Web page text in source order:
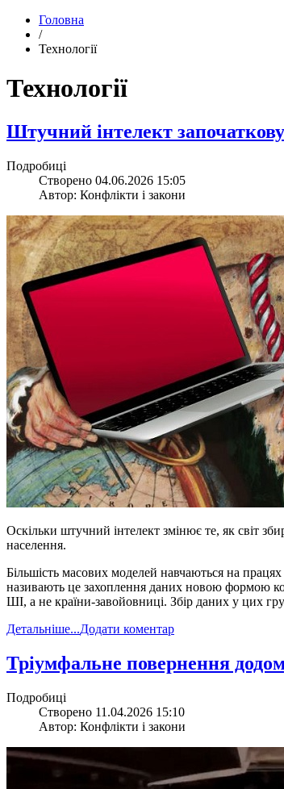
Головна
/
Технології
Технології
​Штучний інтелект
Подробиці
Створено 04.06.2026 15:05
Автор: Конфлікти і закони
Оскільки штучний інтелект змінює те, як світ
населення.
Більшість масових моделей навчаються на працях
називають це захоплення даних новою формою
ШІ, а не країни-завойовниці. Збір даних у цих
Детальніше...Додати коментар
​Тріумфальне повернення
Подробиці
Створено 11.04.2026 15:10
Автор: Конфлікти і закони